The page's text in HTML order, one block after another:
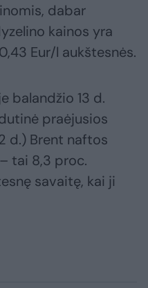
dabar
kainos yra
Eur/l aukštesnės.
balandžio 13 d.
praėjusios
d.) Brent naftos
tai 8,3 proc.
savaitę, kai ji